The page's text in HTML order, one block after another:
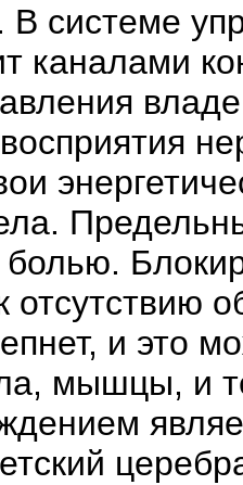
В системе
каналами
болью.
отсутствию
и это
мышцы, и